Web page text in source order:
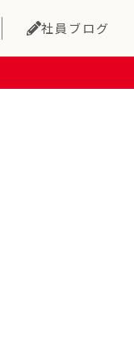
社員ブログ